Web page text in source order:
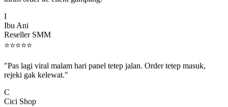
Ibu Ani
Reseller SMM
⭐⭐⭐⭐⭐
rejeki gak kelewat."
Cici Shop
Importir